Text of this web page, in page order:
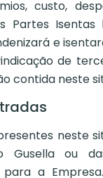
custo,
Partes Isentas
e
de
contida neste
neste
Gusella ou
para a